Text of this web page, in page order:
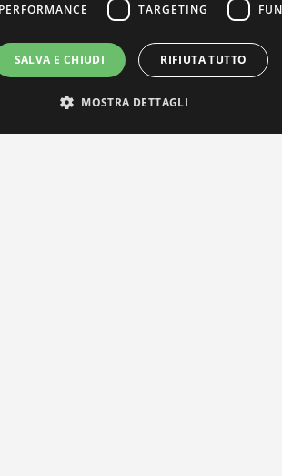
PERFORMANCE TARGETING
SALVA E CHIUDI RIFIUTA TUTTO
MOSTRA DETTAGLI